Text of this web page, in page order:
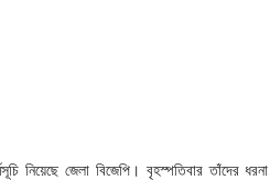
নিয়েছে জেলা বিজেপি। বৃহস্পতিবার তাঁদের ধরনা